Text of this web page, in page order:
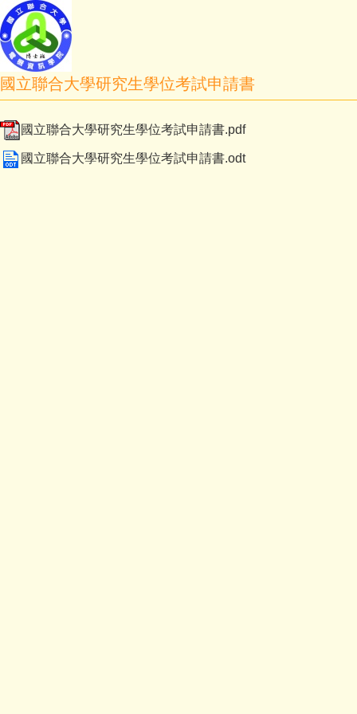
國立聯合大學研究生學位考試申請書
國立聯合大學研究生學位考試申請書.pdf
國立聯合大學研究生學位考試申請書.odt